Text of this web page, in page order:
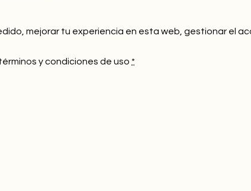
mejorar tu experiencia en esta web, gestionar el
y condiciones de uso *